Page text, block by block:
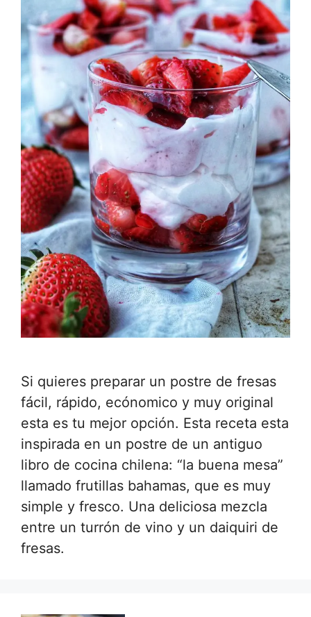
Si quieres preparar un postre de fresas
fácil, rápido, ecónomico y muy original
esta es tu mejor opción. Esta receta esta
inspirada en un postre de un antiguo
libro de cocina chilena: “la buena mesa”
llamado frutillas bahamas, que es muy
simple y fresco. Una deliciosa mezcla
entre un turrón de vino y un daiquiri de
fresas.